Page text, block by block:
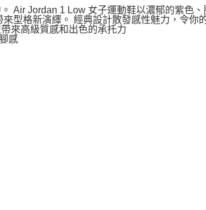
Air Jordan 1 Low 女子運動鞋以濃郁的紫色
型格新演繹。 經典設計散發感性魅力，令你
來高級質感和出色的承托力
感